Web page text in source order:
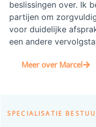
beslissingen over. Ik
partijen om
voor duidelijke
een andere
Meer over Marcel
SPECIALISATIE